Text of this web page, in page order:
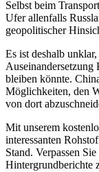
Selbst beim
Ufer allenfalls
geopolitischer
Es ist deshalb
Auseinandersetzung
bleiben könnte.
Möglichkeiten, den
von dort
Mit unserem
interessanten
Stand. Verpassen
Hintergrundberichte